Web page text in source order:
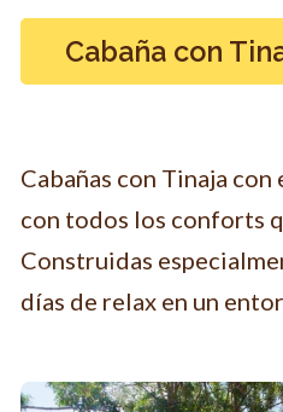
Cabaña con
Cabañas con Tinaja
con todos los conforts
Construidas
días de relax en un